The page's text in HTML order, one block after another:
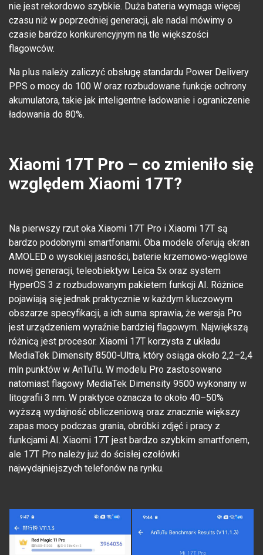
nie jest rekordowo szybkie. Duża bateria wymaga więcej
czasu niż w poprzedniej generacji, ale nadal mówimy o
czasie bardzo konkurencyjnym na tle większości
flagowców.
Na plus należy zaliczyć obsługę standardu Power Delivery
PPS o mocy do 100 W oraz rozbudowane funkcje ochrony
akumulatora, takie jak inteligentne ładowanie i ograniczenie
ładowania do 80%.
Xiaomi 17T Pro – co zmieniło się
względem Xiaomi 17T?
Na pierwszy rzut oka Xiaomi 17T Pro i Xiaomi 17T są
bardzo podobnymi smartfonami. Oba modele oferują ekran
AMOLED o wysokiej jasności, baterie krzemowo-węglowe
nowej generacji, teleobiektyw Leica 5x oraz system
HyperOS 3 z rozbudowanym pakietem funkcji AI. Różnice
pojawiają się jednak praktycznie w każdym kluczowym
obszarze specyfikacji, a ich suma sprawia, że wersja Pro
jest urządzeniem wyraźnie bardziej flagowym. Największą
różnicą jest procesor. Xiaomi 17T korzysta z układu
MediaTek Dimensity 8500-Ultra, który osiąga około 2,2–2,4
mln punktów w AnTuTu. W modelu Pro zastosowano
natomiast flagowy MediaTek Dimensity 9500 wykonany w
litografii 3 nm. W praktyce oznacza to około 40–50%
wyższą wydajność obliczeniową oraz znacznie większy
zapas mocy podczas grania, obróbki zdjęć i pracy z
funkcjami AI. Xiaomi 17T jest bardzo szybkim smartfonem,
ale 17T Pro należy już do ścisłej czołówki
najwydajniejszych telefonów na rynku.